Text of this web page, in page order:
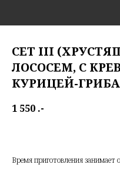
СЕТ III
ЛОСОСЕМ, С
КУРИЦЕЙ-
1 550 .-
Время приготовления занимает